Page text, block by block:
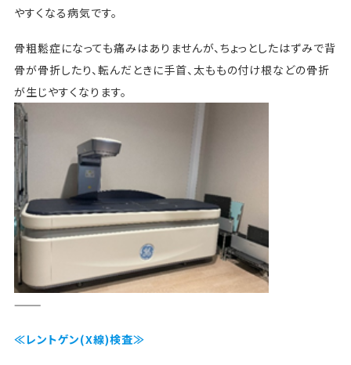
やすくなる病気です。
骨粗鬆症になっても痛みはありませんが、ちょっとしたはずみで背
骨が骨折したり、転んだときに手首、太ももの付け根などの骨折
が生じやすくなります。
———
≪レントゲン(X線)検査≫